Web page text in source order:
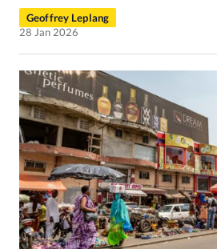
Geoffrey Leplang
28 Jan 2026